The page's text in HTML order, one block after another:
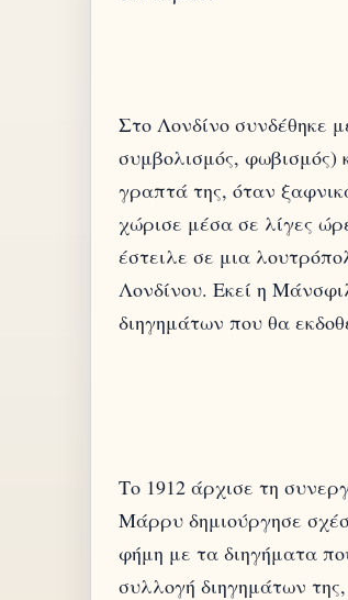
Στο Λονδίνο συνδέθηκε
συμβολισμός, φωβισμός)
γραπτά της, όταν
χώρισε μέσα σε λίγες
έστειλε σε μια
Λονδίνου. Εκεί η
Το 1912 άρχισε τη
Μάρρυ δημιούργησε
φήμη με τα διηγήματα
συλλογή διηγημάτων